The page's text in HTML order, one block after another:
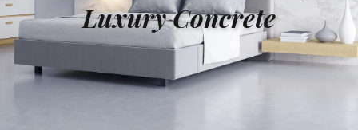
Luxury Concrete